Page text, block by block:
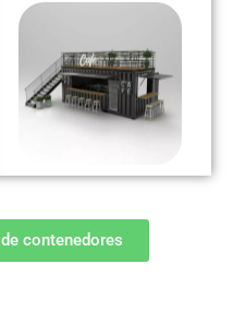
contenedores